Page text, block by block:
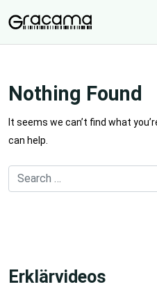
to
content
Nothing Found
It seems we can’t find what
can help.
Erklärvideos